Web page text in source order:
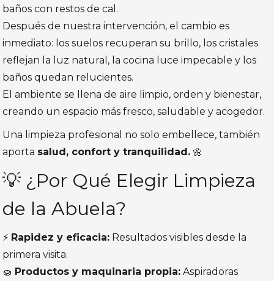
baños con restos de cal.
Después de nuestra intervención, el cambio es
inmediato: los suelos recuperan su brillo, los cristales
reflejan la luz natural, la cocina luce impecable y los
baños quedan relucientes.
El ambiente se llena de aire limpio, orden y bienestar,
creando un espacio más fresco, saludable y acogedor.
Una limpieza profesional no solo embellece, también
aporta salud, confort y tranquilidad. 🌼
💡 ¿Por Qué Elegir Limpieza
de la Abuela?
⚡ Rapidez y eficacia: Resultados visibles desde la
primera visita.
🧽 Productos y maquinaria propia: Aspiradoras